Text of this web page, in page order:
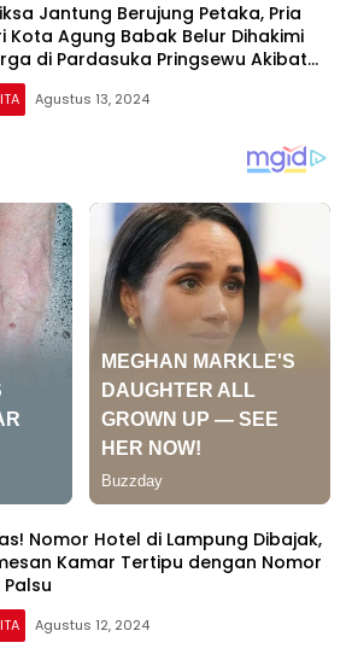
Jantung Berujung Petaka, Pria
Kota Agung Babak Belur Dihakimi
di Pardasuka Pringsewu Akibat
Pelecehan
Agustus 13, 2024
Nomor Hotel di Lampung Dibajak,
Kamar Tertipu dengan Nomor
Palsu
Agustus 12, 2024